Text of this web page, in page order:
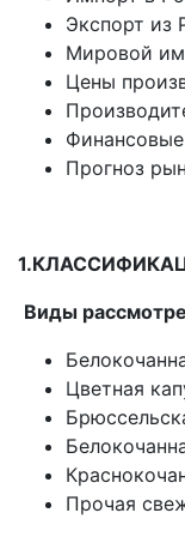
Экспорт из
Мировой
Цены
Финансовые
Прогноз
Виды
Цветная
Прочая